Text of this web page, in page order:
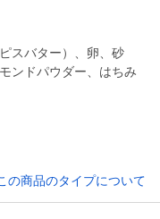
スバター）、卵、砂
ンドパウダー、はちみ
の商品のタイプについて